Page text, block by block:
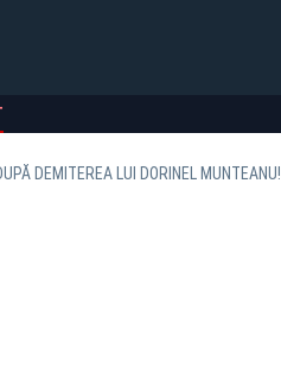
DEMITEREA LUI DORINEL MUNTEANU!